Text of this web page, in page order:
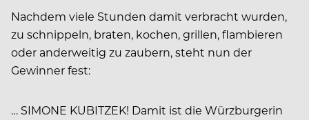
Nachdem viele Stunden damit verbracht wurden,
zu schnippeln, braten, kochen, grillen, flambieren
oder anderweitig zu zaubern, steht nun der
Gewinner fest:
… SIMONE KUBITZEK! Damit ist die Würzburgerin